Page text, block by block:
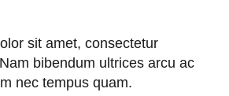
sit amet, consectetur
bibendum ultrices arcu ac
nec tempus quam.